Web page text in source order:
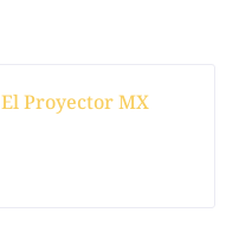
El Proyector MX